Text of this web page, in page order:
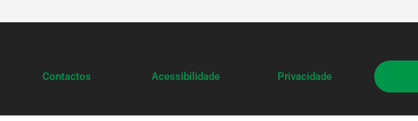
Contactos Acessibilidade Privacidade